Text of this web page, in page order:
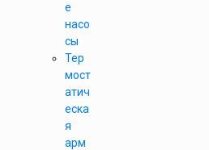
е
насо
сы
Тер
мост
атич
еска
я
арм